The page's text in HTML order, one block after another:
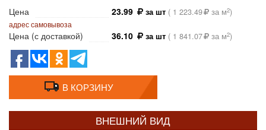
Цена
23.99 за шт ( 1 223.49 за м2)
адрес самовывоза
Цена (с доставкой) 36.10 за шт ( 1 841.07 за м2)
В КОРЗИНУ
ВНЕШНИЙ ВИД